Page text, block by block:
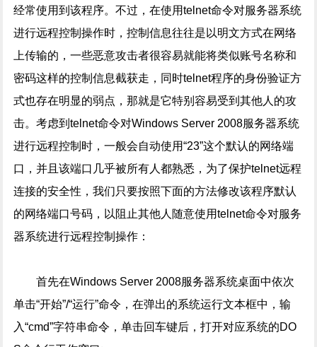
经常使用到该程序。不过，在使用telnet命令对服务器系统
进行远程控制操作时，控制信息往往是以明文方式在网络
上传输的，一些恶意攻击者很容易就能将类似账号名称和
密码这样的控制信息截获走，同时telnet程序的身份验证方
式也存在明显的弱点，那就是它特别容易受到其他人的攻
击。考虑到telnet命令对Windows Server 2008服务器系统
进行远程控制时，一般会自动使用“23”这个默认的网络端
口，并且该端口几乎被所有人都熟悉，为了保护telnet远程
连接的安全性，我们只要按照下面的方法修改该程序默认
的网络端口号码，以阻止其他人随意使用telnet命令对服务
器系统进行远程控制操作：
首先在Windows Server 2008服务器系统桌面中依次
单击“开始”/“运行”命令，在弹出的系统运行文本框中，输
入“cmd”字符串命令，单击回车键后，打开对应系统的DO